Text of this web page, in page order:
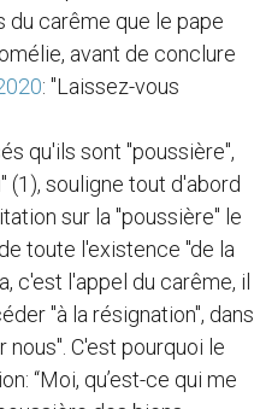
carême que le pape
avant de conclure
: "Laissez-vous
qu'ils sont "poussière",
(1), souligne tout d'abord
sur la "poussière" le
toute l'existence "de la
c'est l'appel du carême, il
"à la résignation", dans
nous". C'est pourquoi le
“Moi, qu’est-ce qui me